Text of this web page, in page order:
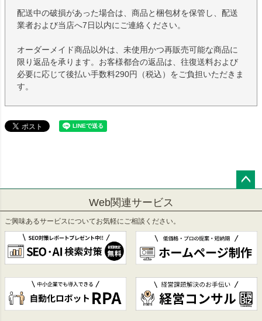
配送中の破損があった場合は、商品と梱包材を保管し、配送
業者および当店へ7日以内にご連絡ください。
オーダーメイド商品以外は、未使用かつ再販売可能な商品に
限り返品を承ります。お客様都合の返品は、往復送料および
必要に応じて後払い手数料290円（税込）をご負担いただきま
す。
へ
Web関連サービス
ご興味あるサービスについてお気軽にご相談ください。